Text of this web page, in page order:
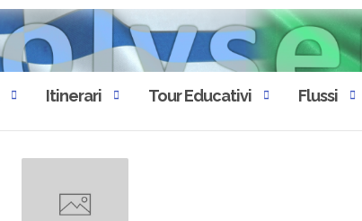
Itinerari Tour Educativi Flussi